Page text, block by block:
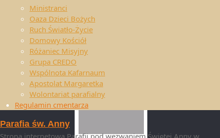
Ministranci
Oaza Dzieci Bożych
Ruch Światło-Życie
Domowy Kościół
Różaniec Misyjny
Grupa CREDO
Wspólnota Kafarnaum
Apostolat Margaretka
Wolontariat parafialny
Regulamin cmentarza
Parafia św. Anny
Strona internetowa Parafii pod wezwaniem Świętej Anny w
Czytaj
dalej …